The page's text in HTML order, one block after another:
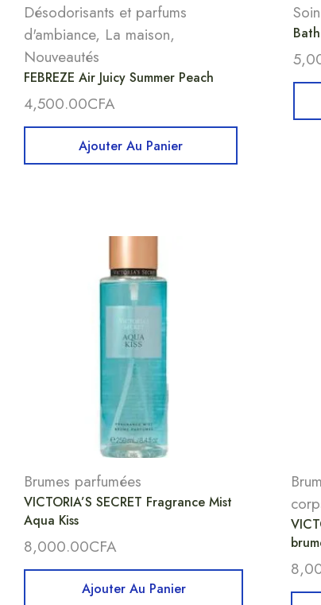
Désodorisants et parfums
d'ambiance, La maison,
Nouveautés
FEBREZE Air Juicy Summer Peach
4,500.00CFA
Ajouter Au Panier
Brumes parfumées
VICTORIA’S SECRET Fragrance Mist
Aqua Kiss
8,000.00CFA
Ajouter Au Panier